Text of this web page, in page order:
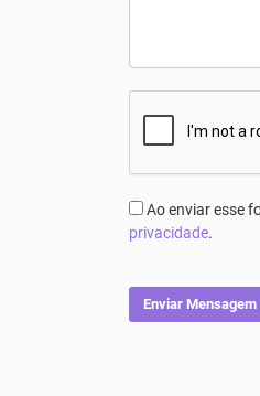
Ao enviar esse
privacidade.
Enviar Mensagem